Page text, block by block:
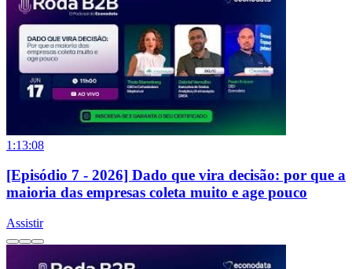
1:13:08
[Episódio 7 - 2026] Dado que vira decisão: por que a
maioria das empresas coleta muito e age pouco
Assistir